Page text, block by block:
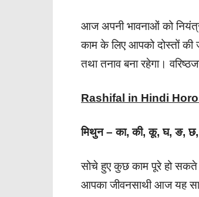
आज अपनी भावनाओं को
काम के लिए आपको दोस्तों की
तथा तनाव बना रहेगा।
Rashifal in Hindi
मिथुन – का, की, कू, घ, ङ,
सोचे हुए कुछ काम पूरे हो
आपका जीवनसाथी आज यह